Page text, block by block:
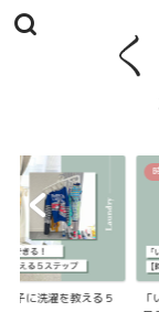
子に洗濯を教える５